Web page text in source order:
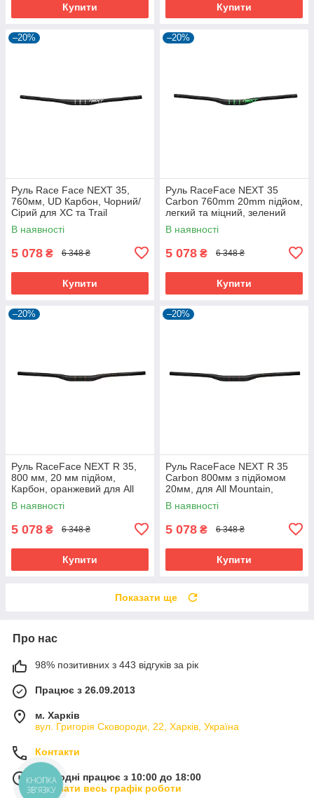
Купити Купити
–20%
Руль Race Face NEXT 35,
760мм, UD Карбон, Чорний/
Сірий для XC та Trail
В наявності
5 078 ₴ 6 348 ₴
Купити
–20%
Руль RaceFace NEXT 35
Carbon 760mm 20mm підйом,
легкий та міцний, зелений
В наявності
5 078 ₴ 6 348 ₴
Купити
–20%
Руль RaceFace NEXT R 35,
800 мм, 20 мм підйом,
Карбон, оранжевий для All
Mountain
В наявності
5 078 ₴ 6 348 ₴
Купити
–20%
Руль RaceFace NEXT R 35
Carbon 800мм з підйомом
20мм, для All Mountain,
червоний
В наявності
5 078 ₴ 6 348 ₴
Купити
Показати ще
Про нас
98% позитивних з 443 відгуків за рік
Працює з 26.09.2013
м. Харків
вул. Григорія Сковороди, 22, Харків, Україна
Контакти
Сьогодні працює з 10:00 до 18:00
Показати весь графік роботи
КНОПКА
ЗВ'ЯЗКУ